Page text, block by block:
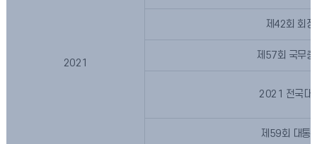
2021
제42회 회
제57회 국무
2021 전국대
제59회 대통